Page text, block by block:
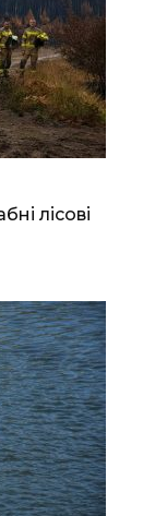
лісові